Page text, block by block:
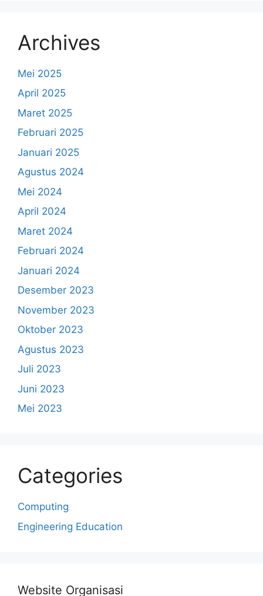
Archives
Mei 2025
April 2025
Maret 2025
Februari 2025
Januari 2025
Agustus 2024
Mei 2024
April 2024
Maret 2024
Februari 2024
Januari 2024
Desember 2023
November 2023
Oktober 2023
Agustus 2023
Juli 2023
Juni 2023
Mei 2023
Categories
Computing
Engineering Education
Website Organisasi